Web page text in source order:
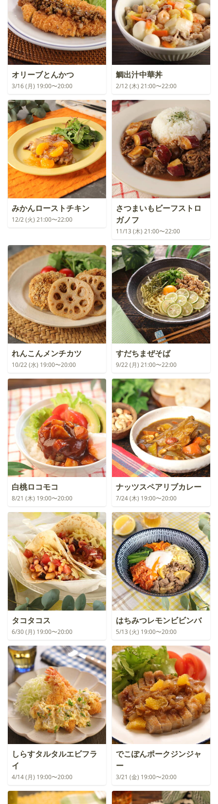
オリーブとんかつ
3/16 (月) 19:00〜20:00
鯛出汁中華丼
2/12 (木) 21:00〜22:00
みかんローストチキン
12/2 (火) 21:00〜22:00
さつまいもビーフストロ
ガノフ
11/13 (木) 21:00〜22:00
れんこんメンチカツ
10/22 (水) 19:00〜20:00
すだちまぜそば
9/22 (月) 21:00〜22:00
白桃ロコモコ
8/21 (木) 19:00〜20:00
ナッツスペアリブカレー
7/24 (木) 19:00〜20:00
タコタコス
6/30 (月) 19:00〜20:00
はちみつレモンビビンバ
5/13 (火) 19:00〜20:00
しらすタルタルエビフラ
イ
4/14 (月) 19:00〜20:00
でこぽんポークジンジャ
ー
3/21 (金) 19:00〜20:00